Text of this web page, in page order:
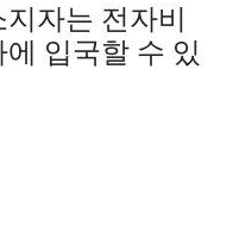
자는 전자비
입국할 수 있